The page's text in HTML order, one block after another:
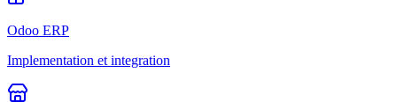
Odoo ERP
Implementation et integration